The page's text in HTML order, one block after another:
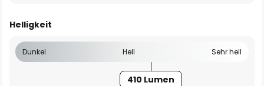
Helligkeit
Dunkel Hell Sehr hell
410 Lumen